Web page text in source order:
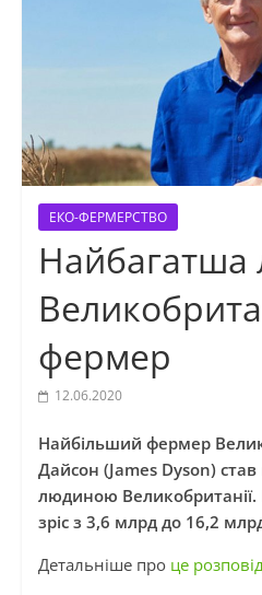
ЕКО-ФЕРМЕРСТВО
фермер
12.06.2020
Найбільший фермер
Дайсон (James Dyson)
людиною Великобританії.
зріс з 3,6 млрд до 16,2
Детальніше про це